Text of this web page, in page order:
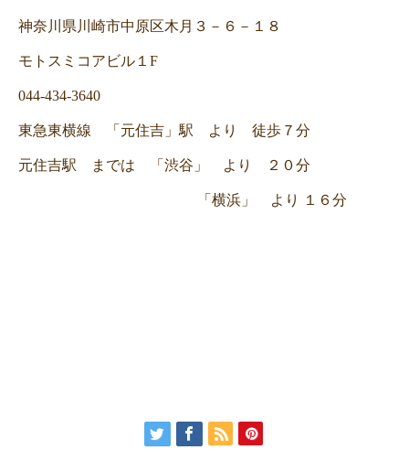
神奈川県川崎市中原区木月３－６－１８
モトスミコアビル１F
044-434-3640
東急東横線 「元住吉」駅 より 徒歩７分
元住吉駅 までは 「渋谷」 より ２０分
「横浜」 より １６分